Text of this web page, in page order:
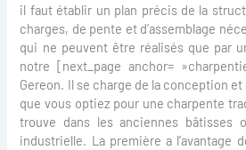
il faut établir un plan précis de la
charges, de pente et d’assemblage
qui ne peuvent être réalisés que par
notre [next_page anchor=
Gereon. Il se charge de la conception
que vous optiez pour une charpente
trouve dans les anciennes bâtisses
industrielle. La première a l’avantage